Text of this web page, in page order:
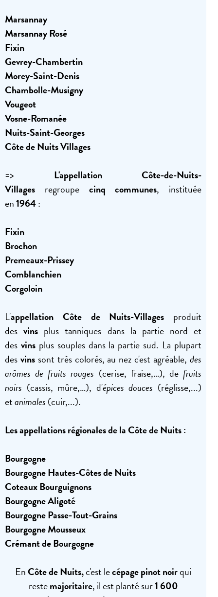
Marsannay
Marsannay Rosé
Fixin
Gevrey-Chambertin
Morey-Saint-Denis
Chambolle-Musigny
Vougeot
Vosne-Romanée
Nuits-Saint-Georges
Côte de Nuits Villages
=> L'appellation Côte-de-Nuits-
Villages regroupe cinq communes, instituée
en1964:
Fixin
Brochon
Premeaux-Prissey
Comblanchien
Corgoloin
L'appellation Côte de Nuits-Villages produit
des vins plus tanniques dans la partie nord et
des vinsplus souples dans la partie sud. La plupart
des vinssont très colorés, au nez c'est agréable, des
arômes de fruits rouges (cerise, fraise,…), defruits
noirs (cassis, mûre,…), d'épices douces (réglisse,...)
etanimales (cuir,...).
Les appellations régionalesdela Côte de Nuits :
Bourgogne
Bourgogne Hautes-Côtes de Nuits
Coteaux Bourguignons
Bourgogne Aligoté
Bourgogne Passe-Tout-Grains
Bourgogne Mousseux
Crémant de Bourgogne
EnCôte de Nuits,c'est lecépagepinot noirqui
restemajoritaire, il est planté sur1 600